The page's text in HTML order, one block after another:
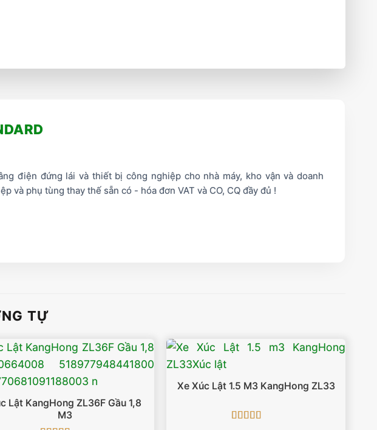
điện đứng lái và thiết bị công nghiệp cho nhà máy, kho vận và doanh
và phụ tùng thay thế sẵn có - hóa đơn VAT và CO, CQ đầy đủ !
TỰ
Lật KangHong ZL36F Gầu 1,8
M3
Xe Xúc Lật 1.5 M3 KangHong ZL33